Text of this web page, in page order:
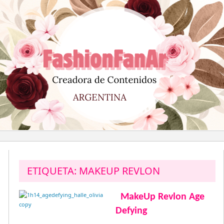
al
contenido
ETIQUETA: MAKEUP REVLON
MakeUp Revlon Age
Defying